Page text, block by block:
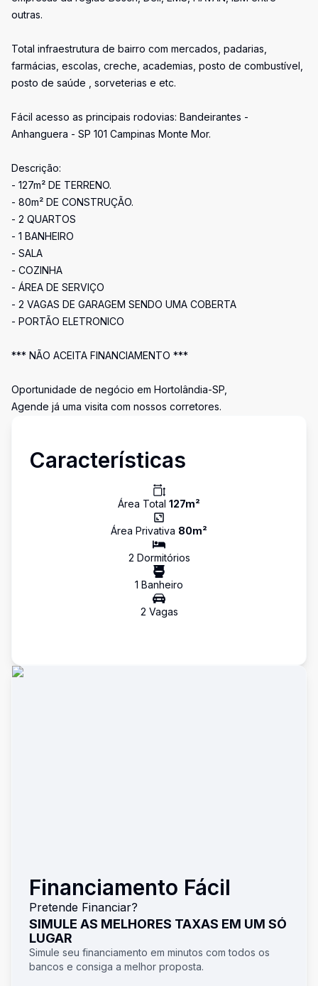
outras.
Total infraestrutura de bairro com mercados, padarias,
farmácias, escolas, creche, academias, posto de combustível,
posto de saúde , sorveterias e etc.
Fácil acesso as principais rodovias: Bandeirantes -
Anhanguera - SP 101 Campinas Monte Mor.
Descrição:
- 127m² DE TERRENO.
- 80m² DE CONSTRUÇÃO.
- 2 QUARTOS
- 1 BANHEIRO
- SALA
- COZINHA
- ÁREA DE SERVIÇO
- 2 VAGAS DE GARAGEM SENDO UMA COBERTA
- PORTÃO ELETRONICO
*** NÃO ACEITA FINANCIAMENTO ***
Oportunidade de negócio em Hortolândia-SP,
Agende já uma visita com nossos corretores.
Características
Área Total 127m²
Área Privativa 80m²
2 Dormitórios
1 Banheiro
2 Vagas
Financiamento Fácil
Pretende Financiar?
SIMULE AS MELHORES TAXAS EM UM SÓ
LUGAR
Simule seu financiamento em minutos com todos os
bancos e consiga a melhor proposta.